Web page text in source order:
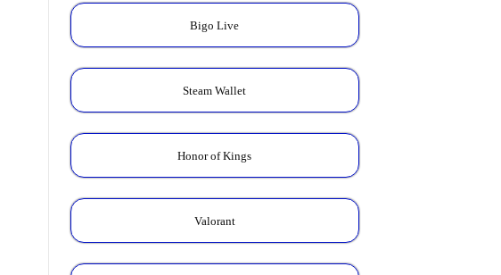
Bigo Live
Steam Wallet
Honor of Kings
Valorant